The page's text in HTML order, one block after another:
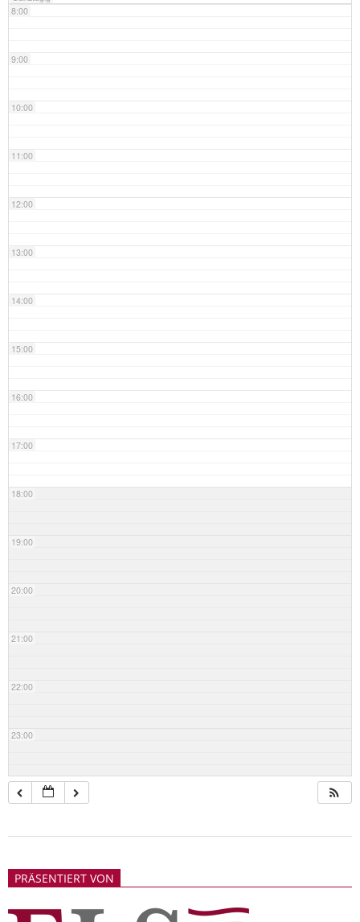
8:00
9:00
10:00
11:00
12:00
13:00
14:00
15:00
16:00
17:00
18:00
19:00
20:00
21:00
22:00
23:00
21PRÄSENTIERT VON